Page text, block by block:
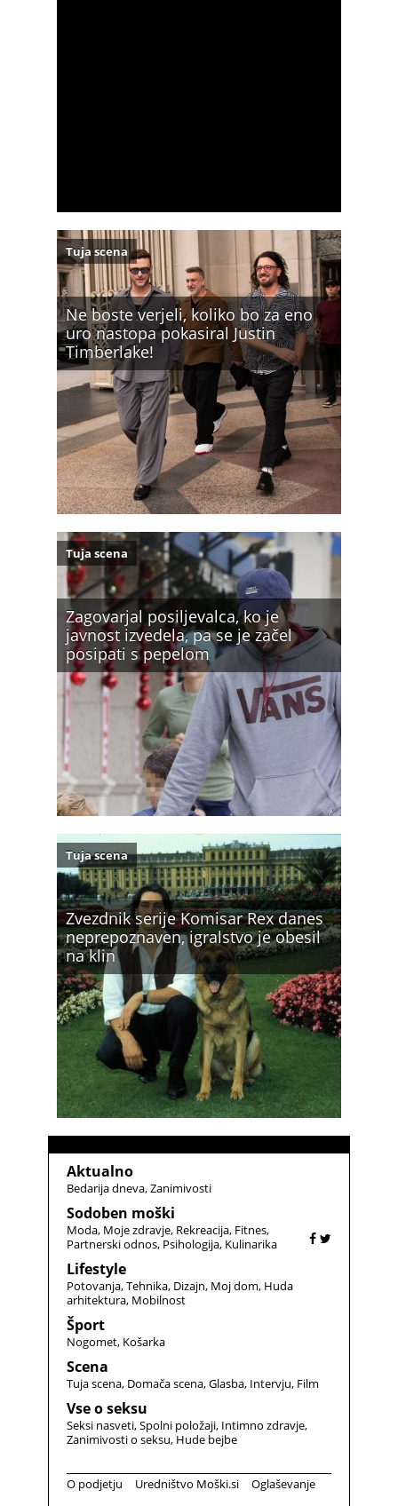
Ne boste verjeli, koliko bo za eno
uro nastopa pokasiral Justin
Timberlake!
Tuja scena
Zagovarjal posiljevalca, ko je
javnost izvedela, pa se je začel
posipati s pepelom
Tuja scena
Zvezdnik serije Komisar Rex danes
neprepoznaven, igralstvo je obesil
na klin
Tuja scena
Aktualno
Bedarija dneva Zanimivosti
Sodoben moški
Moda Moje zdravje Rekreacija Fitnes
Partnerski odnos Psihologija Kulinarika
Lifestyle
Potovanja Tehnika Dizajn Moj dom Huda
arhitektura Mobilnost
Šport
Nogomet Košarka
Scena
Tuja scena Domača scena Glasba Intervju Film
Vse o seksu
Seksi nasveti Spolni položaji Intimno zdravje
Zanimivosti o seksu Hude bejbe
O podjetju Uredništvo Moški.si
Oglaševanje